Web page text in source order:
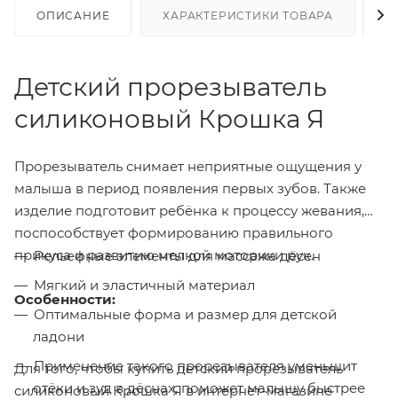
ОПИСАНИЕ ХАРАКТЕРИСТИКИ ТОВАРА
Детский прорезыватель
силиконовый Крошка Я
Прорезыватель снимает неприятные ощущения у
малыша в период появления первых зубов. Также
изделие подготовит ребёнка к процессу жевания,
поспособствует формированию правильного
прикуса и развитию мелкой моторики рук.
Особенности:
Рельефные элементы для массажа дёсен
Мягкий и эластичный материал
Оптимальные форма и размер для детской
ладони
Применение такого прорезывателя уменьшит
отёки и зуд в дёснах, поможет малышу быстрее
Для того, чтобы купить детский прорезыватель
силиконовый Крошка Я в интернет-магазине